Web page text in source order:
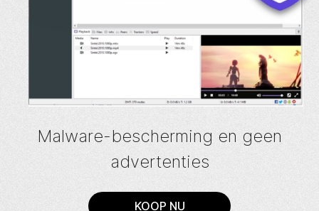
Malware-bescherming en geen
advertenties
KOOP NU